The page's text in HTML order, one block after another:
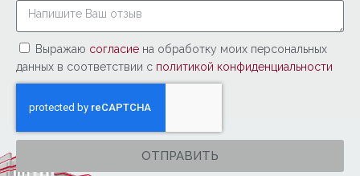
Выражаю согласие на обработку моих персональных
данных в соответствии с политикой конфиденциальности
ОТПРАВИТЬ